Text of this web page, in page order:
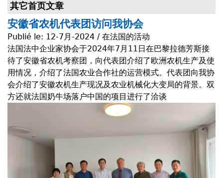
其它首页文章
安徽省农机代表团访问我协会
Publié le: 12-7月-2024 / 在法国的活动
法国法中企业家协会于2024年7月11日在巴黎拉德芳斯接
待了安徽省农机考察团，向代表团介绍了欧洲农机生产及使
用情况，介绍了法国农业合作社的运营模式。代表团向我协
会介绍了安徽农机生产现况及农业机械化大变局的背景。双
方还就法国奶牛场落户中国的项目进行了洽谈